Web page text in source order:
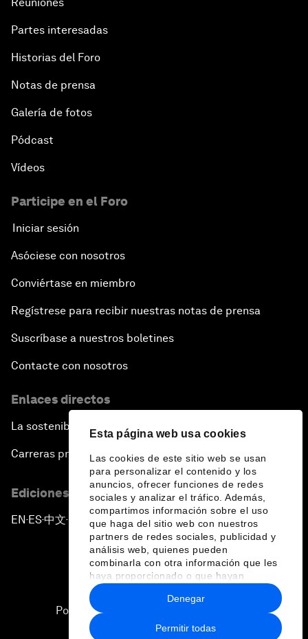
Esta página web usa cookies
Las cookies de este sitio web se usan
para personalizar el contenido y los
anuncios, ofrecer funciones de redes
sociales y analizar el tráfico. Además,
compartimos información sobre el uso
que haga del sitio web con nuestros
partners de redes sociales, publicidad y
análisis web, quienes pueden
combinarla con otra información que les
haya proporcionado o que hayan
recopilado a partir del uso que haya
hecho de sus servicios.
Permitir todas
Denegar
Reuniones
Partes interesadas
Historias del Foro
Notas de prensa
Galería de fotos
Pódcast
Vídeos
Participe en el Foro
Iniciar sesión
Asóciese con nosotros
Conviértase en miembro
Regístrese para recibir nuestras notas de prensa
Suscríbase a nuestros boletines
Contacte con nosotros
Enlaces directos
La sostenibilidad en el Foro
Carreras profesionales
Ediciones en otros idiomas
EN ▪ ES▪中文▪ 日本語
Política de privacidad y normas de uso